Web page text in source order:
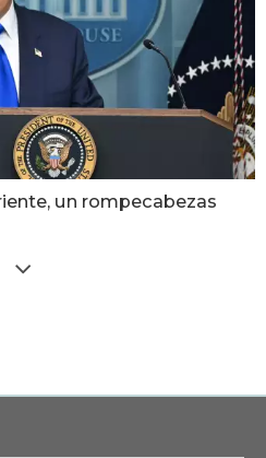
un rompecabezas